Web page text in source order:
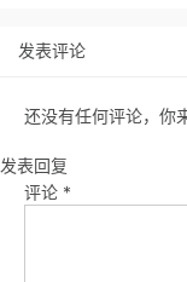
发表评论
还没有任何评论，你
发表回复
评论 *